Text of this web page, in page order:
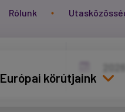
Rólunk
Európai körútjaink